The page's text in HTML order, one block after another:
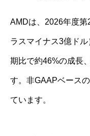
AMDは、2026年度
ラスマイナス3億ド
期比で約46%の成長
す。非GAAPベース
ています。